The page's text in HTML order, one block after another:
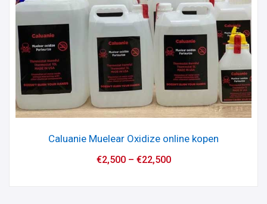
Caluanie Muelear Oxidize online kopen
€2,500– €22,500